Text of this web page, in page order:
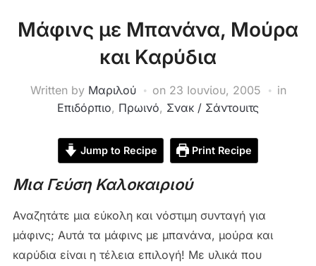
Μάφινς με Μπανάνα, Μούρα
και Καρύδια
Written by Μαριλού on 23 Ιουνίου, 2005
in
Επιδόρπιο, Πρωινό, Σνακ / Σάντουιτς
Jump to Recipe Print Recipe
Μια Γεύση Καλοκαιριού
Αναζητάτε μια εύκολη και νόστιμη συνταγή για
μάφινς; Αυτά τα μάφινς με μπανάνα, μούρα και
καρύδια είναι η τέλεια επιλογή! Με υλικά που